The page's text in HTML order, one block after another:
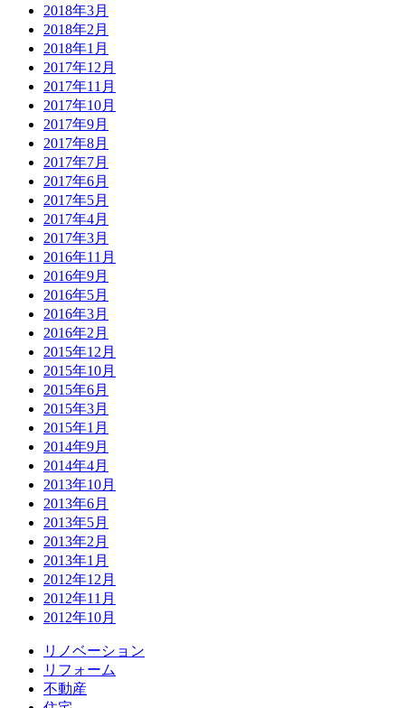
2018年3月
2018年2月
2018年1月
2017年12月
2017年11月
2017年10月
2017年9月
2017年8月
2017年7月
2017年6月
2017年5月
2017年4月
2017年3月
2016年11月
2016年9月
2016年5月
2016年3月
2016年2月
2015年12月
2015年10月
2015年6月
2015年3月
2015年1月
2014年9月
2014年4月
2013年10月
2013年6月
2013年5月
2013年2月
2013年1月
2012年12月
2012年11月
2012年10月
リノベーション
リフォーム
不動産